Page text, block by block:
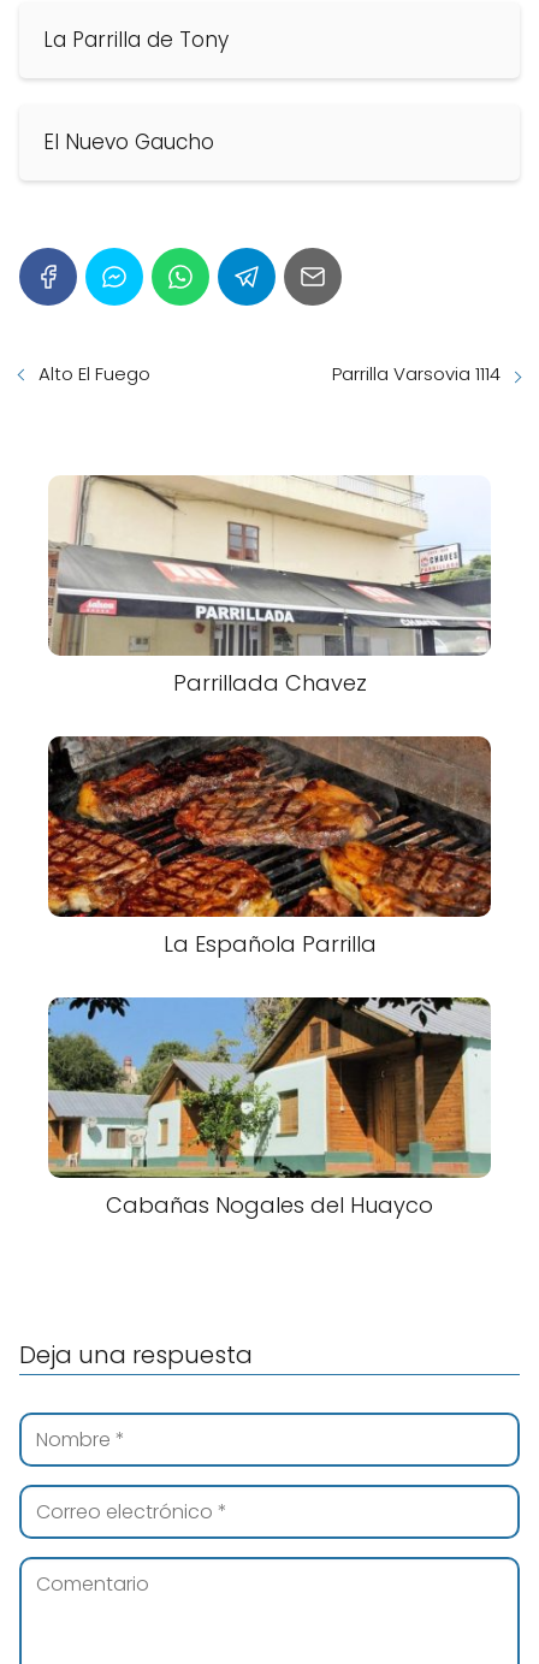
La Parrilla de Tony
El Nuevo Gaucho
Alto El Fuego Parrilla Varsovia 1114
Parrillada Chavez
La Española Parrilla
Cabañas Nogales del Huayco
Deja una respuesta